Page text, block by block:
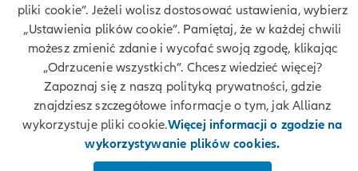
Polityka prywatności
Polityka cookies
Bezpieczeństwo
Zastrzeżenia prawne
Kontakt
pliki cookie”. Jeżeli wolisz dostosować ustawienia, wybierz
„Ustawienia plików cookie”. Pamiętaj, że w każdej chwili
możesz zmienić zdanie i wycofać swoją zgodę, klikając
„Odrzucenie wszystkich”. Chcesz wiedzieć więcej?
Zapoznaj się z naszą polityką prywatności, gdzie
znajdziesz szczegółowe informacje o tym, jak Allianz
wykorzystuje pliki cookie.Więcej informacji o zgodzie na
wykorzystywanie plików cookies.